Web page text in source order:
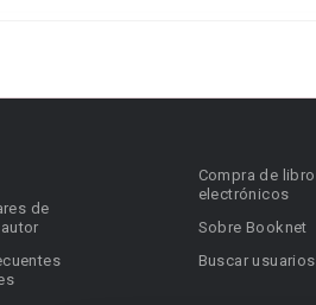
de
Compra de
electrónicos
Sobre Booknet
Buscar usuarios